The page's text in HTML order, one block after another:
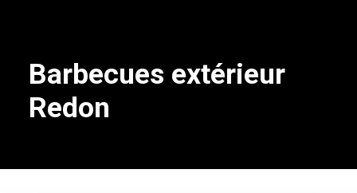
Barbecues extérieur
Redon